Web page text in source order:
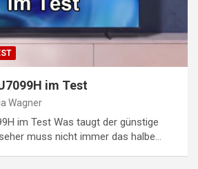
im Test
Wagner
im Test Was taugt der günstige
muss nicht immer das halbe…